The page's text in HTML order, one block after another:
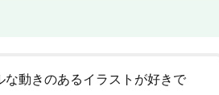
動きのあるイラストが好きで